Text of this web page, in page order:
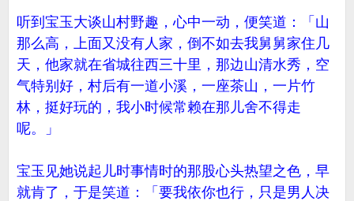
听到宝玉大谈山村野趣，心中一动，便笑道：「山
那么高，上面又没有人家，倒不如去我舅舅家住几
天，他家就在省城往西三十里，那边山清水秀，空
气特别好，村后有一道小溪，一座茶山，一片竹
林，挺好玩的，我小时候常赖在那儿舍不得走
呢。」
宝玉见她说起儿时事情时的那股心头热望之色，早
就肯了，于是笑道：「要我依你也行，只是男人决